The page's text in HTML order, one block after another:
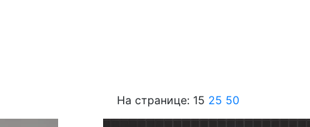
На странице: 15 25 50